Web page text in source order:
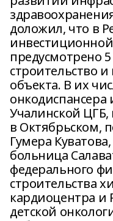
доложил, что в
предусмотрено
строительство
объекта. В их
онкодиспансера
Учалинской
в Октябрьском,
Гумера
больница
федерального
строительства
кардиоцентра и
детской